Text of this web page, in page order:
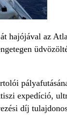
hajójával az
expedíció,
díj